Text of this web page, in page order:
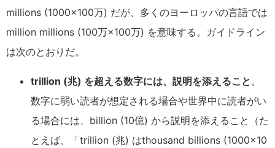
millions (1000×100万) だが、多くのヨーロッパの言語では
million millions (100万×100万) を意味する。ガイドライン
は次のとおりだ。
trillion (兆) を超える数字には、説明を添えること。
数字に弱い読者が想定される場合や世界中に読者がい
る場合には、billion (10億) から説明を添えること（た
とえば、「trillion (兆) はthousand billions (1000×10